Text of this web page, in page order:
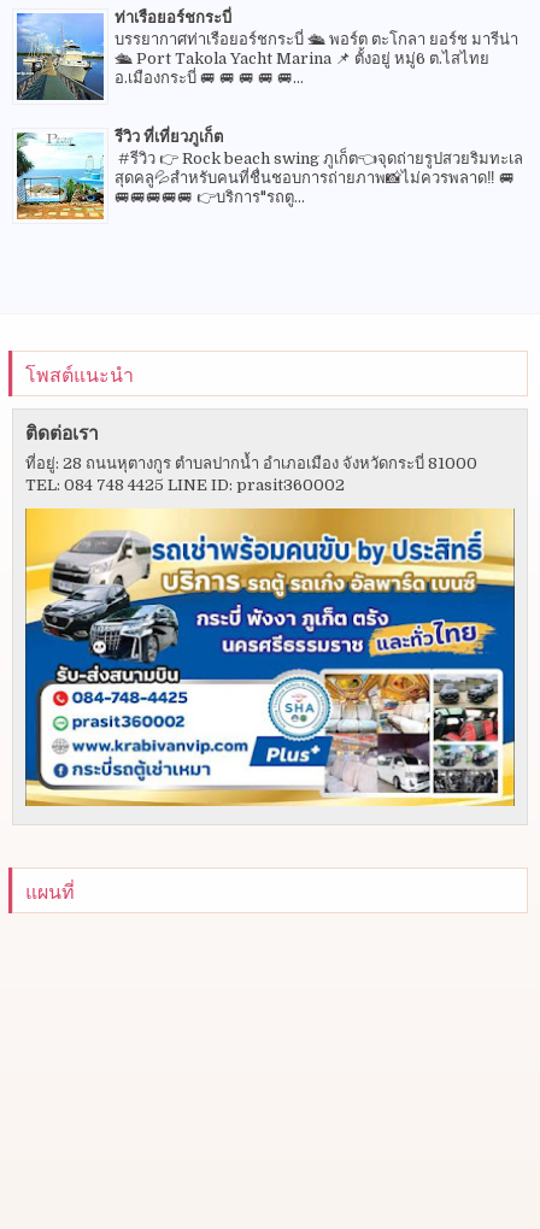
ท่าเรือยอร์ชกระบี่
บรรยากาศท่าเรือยอร์ชกระบี่ 🛳 พอร์ต ตะโกลา ยอร์ช มารีน่า
🛳 Port Takola Yacht Marina 📌 ตั้งอยู่ หมู่6 ต.ไสไทย
อ.เมืองกระบี่ 🚐 🚐 🚐 🚐 🚐...
รีวิว ที่เที่ยวภูเก็ต
#รีวิว 👉 Rock beach swing ภูเก็ต👈จุดถ่ายรูปสวยริมทะเล
สุดคลู💦สำหรับคนที่ชื่นชอบการถ่ายภาพ📸ไม่ควรพลาด‼️ 🚐
🚐🚐🚐🚐🚐 👉บริการ"รถตู...
โพสต์แนะนำ
ติดต่อเรา
ที่อยู่: 28 ถนนหุตางกูร ตำบลปากน้ำ อำเภอเมือง จังหวัดกระบี่ 81000
TEL: 084 748 4425 LINE ID: prasit360002
แผนที่